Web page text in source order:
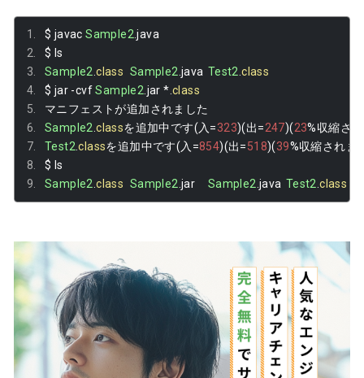
$ javac Sample2 .java
$ ls
Sample2 .class Sample2 . Test2 .class
$ jar -cvf Sample2 jar *.class
マニフェストが追加されました
Sample2 .classを追加中です(入=323)(出=247)(23%収縮さ
Test2 .classを追加中です(入=854)(出=518)(39%収縮されま
$ ls
Sample2 .class Sample2 . Sample2 . Test2 .class